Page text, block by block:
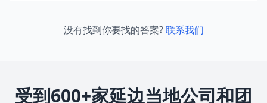
没有找到你要找的答案?联系我们
受到600+家延边当地公司和团